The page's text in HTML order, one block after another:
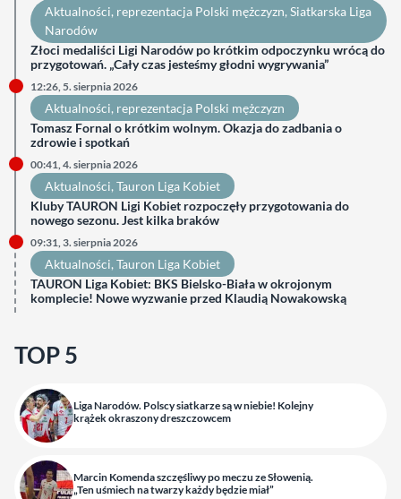
Aktualności, reprezentacja Polski mężczyzn, Siatkarska Liga
Narodów
Złoci medaliści Ligi Narodów po krótkim odpoczynku wrócą do
przygotowań. „Cały czas jesteśmy głodni wygrywania”
12:26, 5. sierpnia 2026
Aktualności, reprezentacja Polski mężczyzn
Tomasz Fornal o krótkim wolnym. Okazja do zadbania o
zdrowie i spotkań
00:41, 4. sierpnia 2026
Aktualności, Tauron Liga Kobiet
Kluby TAURON Ligi Kobiet rozpoczęły przygotowania do
nowego sezonu. Jest kilka braków
09:31, 3. sierpnia 2026
Aktualności, Tauron Liga Kobiet
TAURON Liga Kobiet: BKS Bielsko-Biała w okrojonym
komplecie! Nowe wyzwanie przed Klaudią Nowakowską
TOP 5
Liga Narodów. Polscy siatkarze są w niebie! Kolejny
krążek okraszony dreszczowcem
Marcin Komenda szczęśliwy po meczu ze Słowenią.
„Ten uśmiech na twarzy każdy będzie miał”